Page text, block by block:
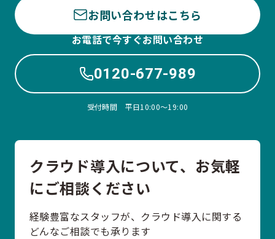
お問い合わせはこちら
お電話で今すぐお問い合わせ
0120-677-989
受付時間 平日10:00〜19:00
クラウド導入について、お気軽
にご相談ください
経験豊富なスタッフが、クラウド導入に関する
どんなご相談でも承ります